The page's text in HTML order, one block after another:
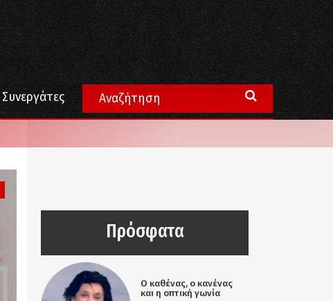
Συνεργάτες
Πρόσφατα
Ο καθένας, ο κανένας
και η οπτική γωνία